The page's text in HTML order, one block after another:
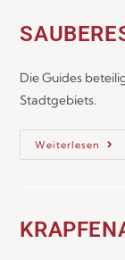
Die Guides
Stadtgebiets.
Weiterlesen